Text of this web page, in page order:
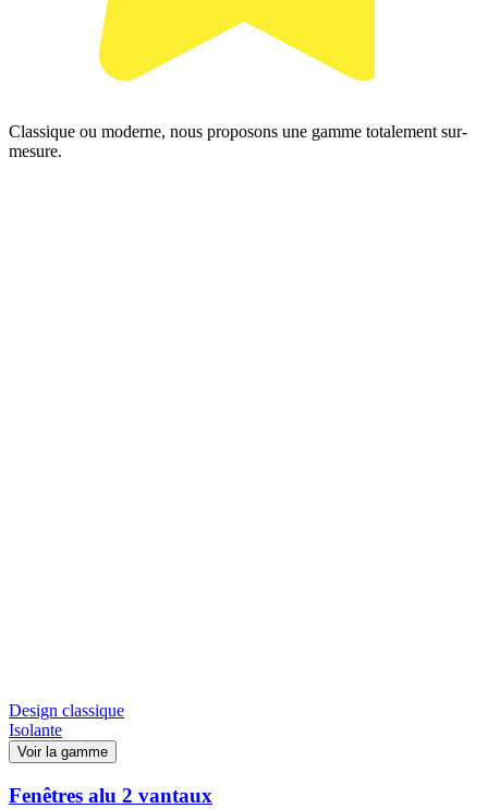
Classique ou moderne, nous proposons une gamme totalement sur-
mesure.
Design classique
Isolante
Voir la gamme
Fenêtres alu 2 vantaux